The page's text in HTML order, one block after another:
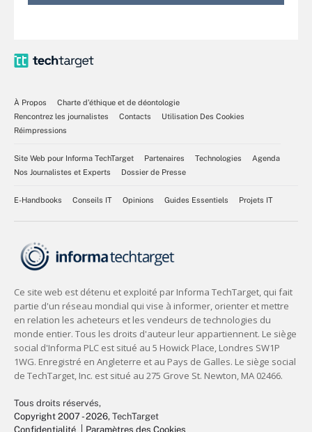
À Propos
Charte d’éthique et de déontologie
Rencontrez les journalistes
Contacts
Utilisation Des Cookies
Réimpressions
Site Web pour Informa TechTarget Partenaires Technologies
Agenda
Nos Journalistes et Experts
Dossier de Presse
E-Handbooks Conseils IT Opinions Guides Essentiels Projets IT
Tous droits réservés,
Copyright 2007 - 2026, TechTarget
Confidentialité
Paramètres des Cookies